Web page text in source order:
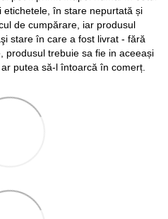
în stare nepurtată și
de cumpărare, iar produsul
stare în care a fost livrat - fără
produsul trebuie sa fie in aceeași
putea să-l întoarcă în comerț.